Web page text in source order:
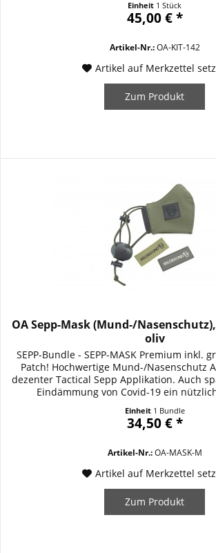
Einheit 1 Stück
45,00 € *
Artikel-Nr.:OA-KIT-142
Artikel auf Merkzettel
Zum Produkt
OA Sepp-Mask (Mund-/
oliv
SEPP-Bundle - SEPP-MASK Premium inkl.
Patch! Hochwertige Mund-/Nasenschutz
dezenter Tactical Sepp Applikation. Auch
Eindämmung von Covid-19 ein
unkomplizierte Handhabung und
besteht aus einer doppelten Schicht
Einheit 1 Bundle
34,50 € *
Artikel-Nr.:OA-MASK-M
Artikel auf Merkzettel
Zum Produkt